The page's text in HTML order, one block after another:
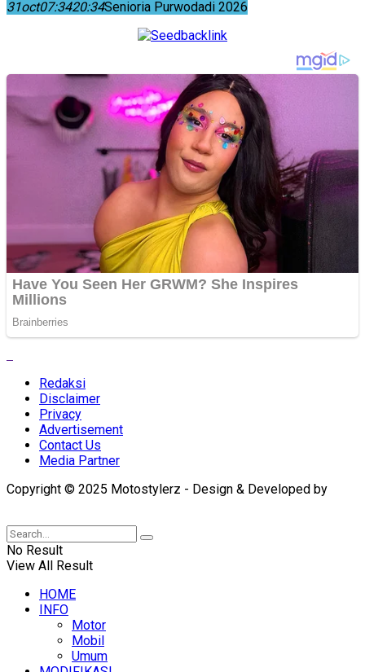
31oct07:3420:34Senioria Purwodadi 2026
Redaksi
Disclaimer
Privacy
Advertisement
Contact Us
Media Partner
Copyright © 2025 Motostylerz - Design & Developed by
No Result
View All Result
HOME
INFO
Motor
Mobil
Umum